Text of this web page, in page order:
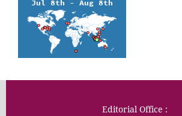
Editorial Office :